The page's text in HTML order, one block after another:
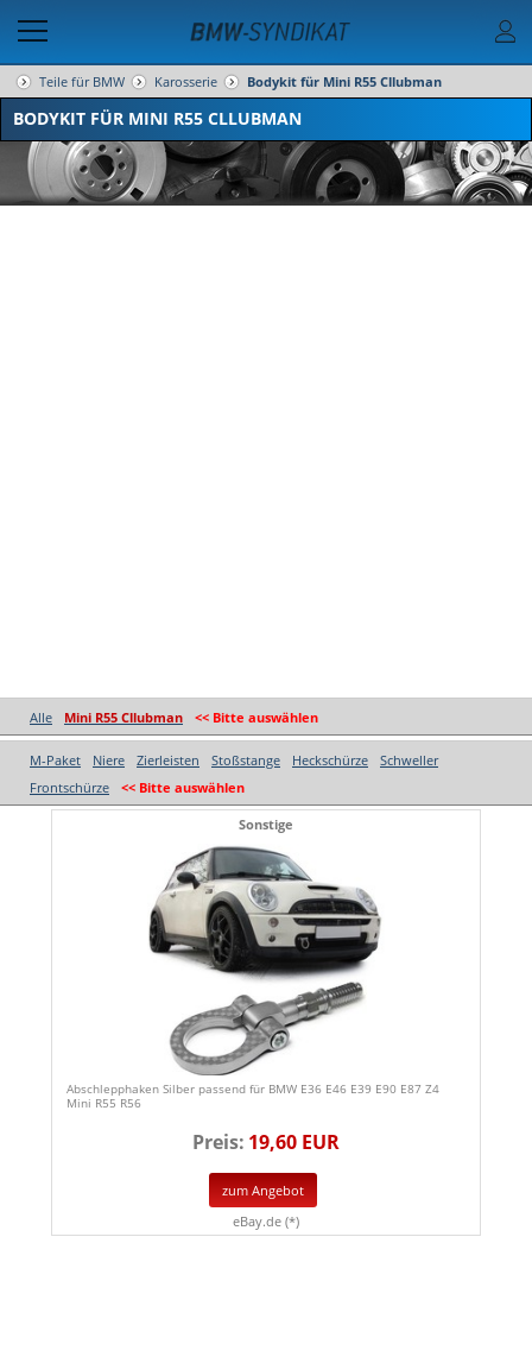
Teile für BMW Karosserie Bodykit für Mini R55 Cllubman
BODYKIT FÜR MINI R55 CLLUBMAN
Alle Mini R55 Cllubman << Bitte auswählen
M-Paket Niere Zierleisten Stoßstange Heckschürze
Schweller
Frontschürze
<< Bitte auswählen
Sonstige
Abschlepphaken Silber passend für BMW E36 E46 E39 E90 E87 Z4
Mini R55 R56
Preis: 19,60 EUR
zum Angebot
eBay.de (*)